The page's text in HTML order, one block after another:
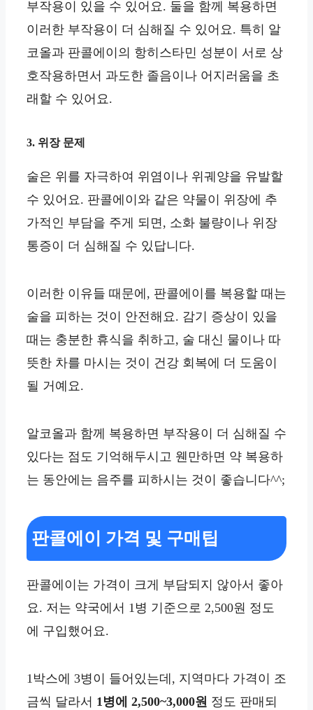
부작용이 있을 수 있어요. 둘을 함께 복용하면
이러한 부작용이 더 심해질 수 있어요. 특히 알
코올과 판콜에이의 항히스타민 성분이 서로 상
호작용하면서 과도한 졸음이나 어지러움을 초
래할 수 있어요.
3. 위장 문제
술은 위를 자극하여 위염이나 위궤양을 유발할
수 있어요. 판콜에이와 같은 약물이 위장에 추
가적인 부담을 주게 되면, 소화 불량이나 위장
통증이 더 심해질 수 있답니다.
이러한 이유들 때문에, 판콜에이를 복용할 때는
술을 피하는 것이 안전해요. 감기 증상이 있을
때는 충분한 휴식을 취하고, 술 대신 물이나 따
뜻한 차를 마시는 것이 건강 회복에 더 도움이
될 거예요.
알코올과 함께 복용하면 부작용이 더 심해질 수
있다는 점도 기억해두시고 웬만하면 약 복용하
는 동안에는 음주를 피하시는 것이 좋습니다^^;
판콜에이 가격 및 구매팁
판콜에이는 가격이 크게 부담되지 않아서 좋아
요. 저는 약국에서 1병 기준으로 2,500원 정도
에 구입했어요.
1박스에 3병이 들어있는데, 지역마다 가격이 조
금씩 달라서 1병에 2,500~3,000원 정도 판매되